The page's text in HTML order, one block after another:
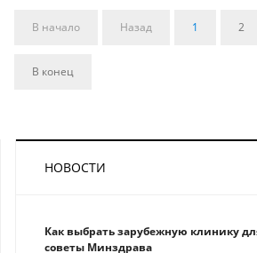
В начало Назад 1 2
В конец
НОВОСТИ
Как выбрать зарубежную клинику
советы Минздрава